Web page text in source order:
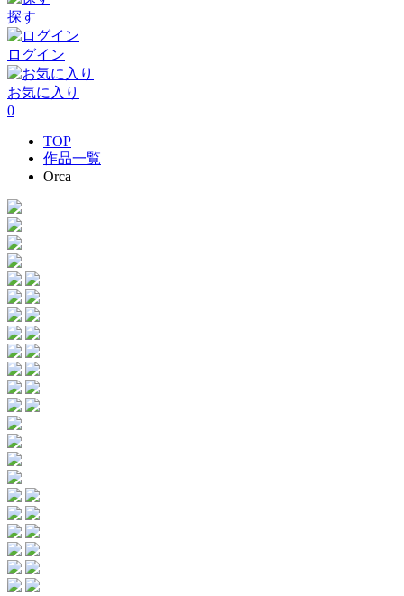
探す
ログイン
お気に入り
0
TOP
作品一覧
Orca